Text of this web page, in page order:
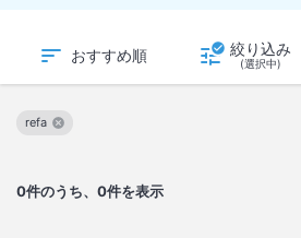
おすすめ順 絞り込み
(選択中)
0件のうち、0件を表示
refa
この絞り込み条件を解除